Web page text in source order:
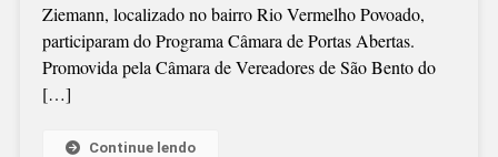
Ziemann, localizado no bairro Rio Vermelho Povoado,
participaram do Programa Câmara de Portas Abertas.
Promovida pela Câmara de Vereadores de São Bento do
[…]
Continue lendo